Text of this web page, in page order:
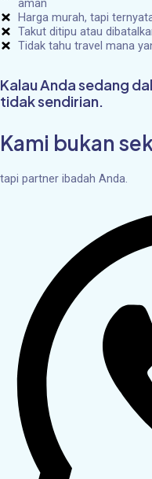
aman
Harga murah, tapi
Takut ditipu atau
Tidak tahu travel mana
Kalau Anda sedang
tidak sendirian.
Kami bukan
tapi partner ibadah Anda.